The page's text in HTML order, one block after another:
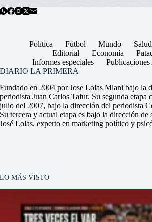
Política Fútbol Mundo Salud
Editorial
Economía
Informes especiales
DIARIO LA PRIMERA
Fundado en 2004 por Jose Lolas Miani bajo la
periodista Juan Carlos Tafur. Su segunda etapa
julio del 2007, bajo la dirección del periodista
Su tercera y actual etapa es bajo la dirección de
José Lolas, experto en marketing político y
LO MÁS VISTO